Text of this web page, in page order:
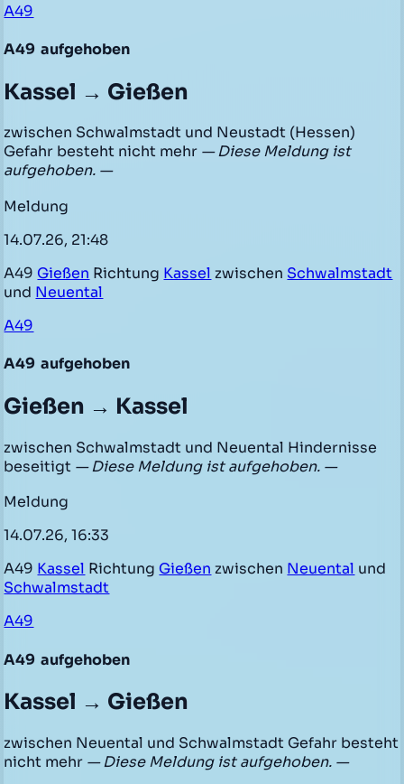
A49
A49 aufgehoben
Kassel → Gießen
zwischen Schwalmstadt und Neustadt (Hessen)
Gefahr besteht nicht mehr — Diese Meldung ist
aufgehoben. —
Meldung
14.07.26, 21:48
A49 Gießen Richtung Kassel zwischen Schwalmstadt
und Neuental
A49
A49 aufgehoben
Gießen → Kassel
zwischen Schwalmstadt und Neuental Hindernisse
beseitigt — Diese Meldung ist aufgehoben. —
Meldung
14.07.26, 16:33
A49 Kassel Richtung Gießen zwischen Neuental und
Schwalmstadt
A49
A49 aufgehoben
Kassel → Gießen
zwischen Neuental und Schwalmstadt Gefahr besteht
nicht mehr — Diese Meldung ist aufgehoben. —